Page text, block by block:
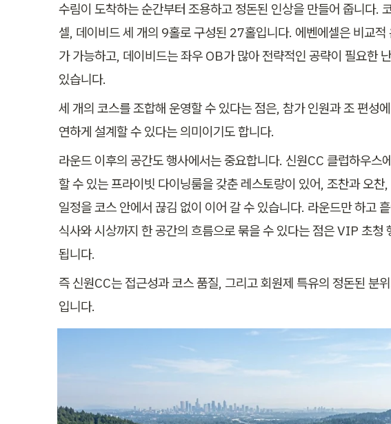
수림이 도착하는 순간부터 조용하고 정돈된 인상을 만들어 줍니다.
셀, 데이비드 세 개의 9홀로 구성된 27홀입니다. 에벤에셀은 비교적
가 가능하고, 데이비드는 좌우 OB가 많아 전략적인 공략이 필요한
있습니다.
세 개의 코스를 조합해 운영할 수 있다는 점은, 참가 인원과 조 편성
연하게 설계할 수 있다는 의미이기도 합니다.
라운드 이후의 공간도 행사에서는 중요합니다. 신원CC 클럽하우스
할 수 있는 프라이빗 다이닝룸을 갖춘 레스토랑이 있어, 조찬과 오찬
일정을 코스 안에서 끊김 없이 이어 갈 수 있습니다. 라운드만 하고
식사와 시상까지 한 공간의 흐름으로 묶을 수 있다는 점은 VIP 초청
됩니다.
즉 신원CC는 접근성과 코스 품질, 그리고 회원제 특유의 정돈된 분
입니다.